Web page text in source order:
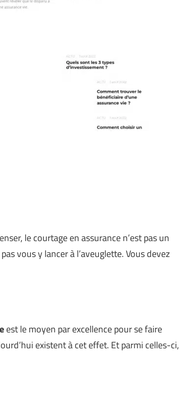
le courtage en assurance n’est pas un
vous y lancer à l’aveuglette. Vous devez
est le moyen par excellence pour se faire
existent à cet effet. Et parmi celles-ci,